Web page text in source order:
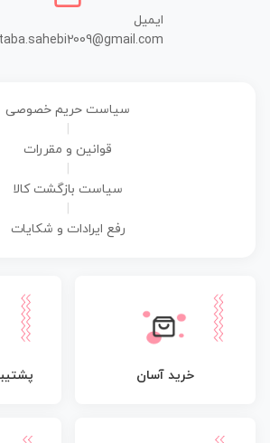
ایمیل
سیاست حریم خصوصی
قوانین و مقررات
سیاست بازگشت کالا
رفع ایرادات و شکایات
خرید آسان